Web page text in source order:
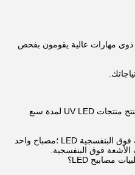
ذوي مهارات عالية يقومون بفحص
ج: نعم!نحن مصنع فى شنتشن.نحن ننتج منتجات UV LED لمدة سبع
a: uv مصباح led الخرز.وحدة الأشعة فوق البنفسجية LED ؛مصباح واحد